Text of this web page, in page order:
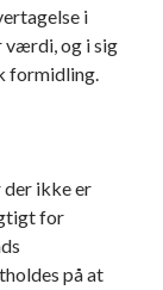
i
værdi, og i sig
formidling.
ikke er
for
på at